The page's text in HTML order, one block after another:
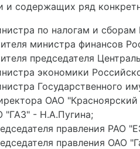
содержащих ряд
по налогам и
министра финансов
председателя
экономики
Государственного
ОАО
"ГАЗ" - Н.А.Пугина;
правления РАО
правления ОАО